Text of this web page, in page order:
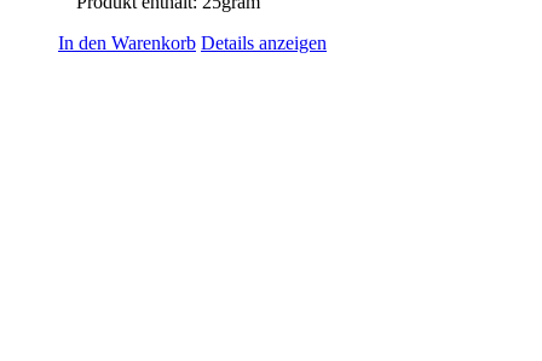
In den Warenkorb Details anzeigen